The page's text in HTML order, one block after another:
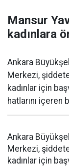
Mansur
kadınlara
Ankara
Merkezi,
kadınlar için
hatlarını içeren
Ankara
Merkezi,
kadınlar için